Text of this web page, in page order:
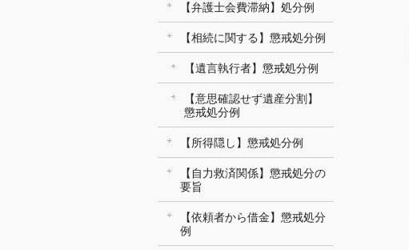
【弁護士会費滞納】処分例
【相続に関する】懲戒処分例
【遺言執行者】懲戒処分例
【意思確認せず遺産分割】
懲戒処分例
【所得隠し】懲戒処分例
【自力救済関係】懲戒処分の
要旨
【依頼者から借金】懲戒処分
例